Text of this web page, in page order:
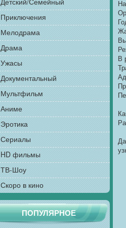
Приключения
Мелодрама
Драма
Ужасы
Документальный
Мультфильм
Аниме
Эротика
Сериалы
HD фильмы
ТВ-Шоу
Скоро в кино
ПОПУЛЯРНОЕ
В